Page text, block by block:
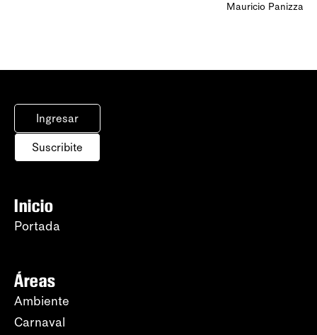
Mauricio Panizza
Ingresar
Suscribite
Inicio
Portada
Áreas
Ambiente
Carnaval